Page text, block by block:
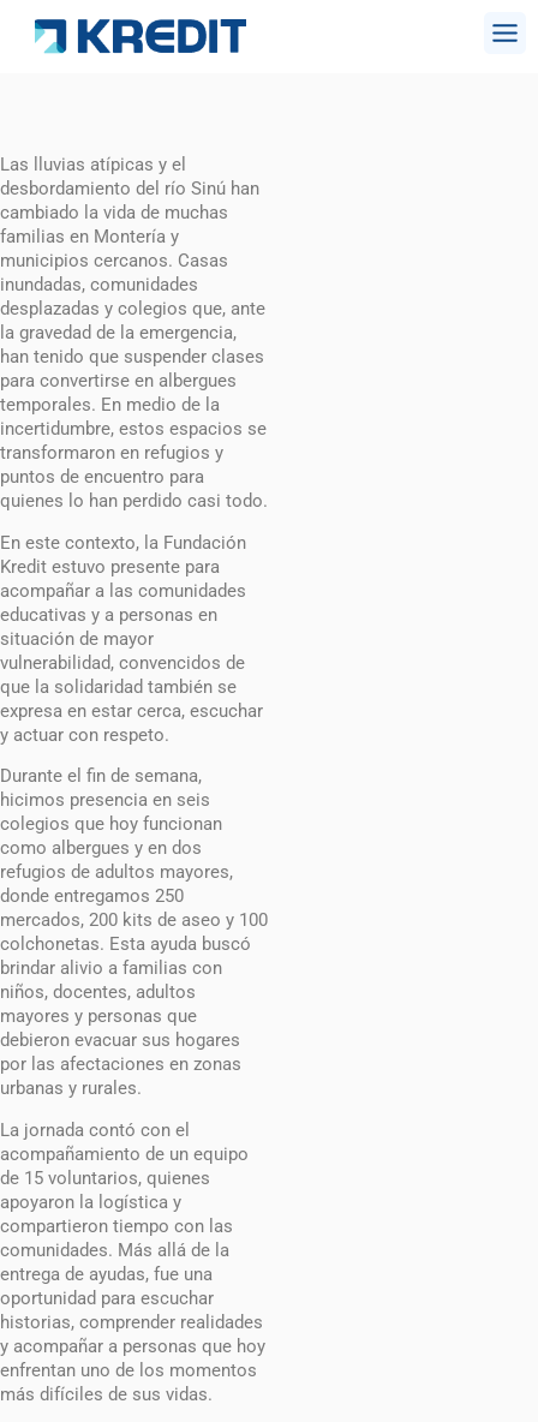
Las lluvias atípicas y el
desbordamiento del río Sinú han
cambiado la vida de muchas
familias en Montería y
municipios cercanos. Casas
inundadas, comunidades
desplazadas y colegios que, ante
la gravedad de la emergencia,
han tenido que suspender clases
para convertirse en albergues
temporales. En medio de la
incertidumbre, estos espacios se
transformaron en refugios y
puntos de encuentro para
quienes lo han perdido casi todo.
En este contexto, la Fundación
Kredit estuvo presente para
acompañar a las comunidades
educativas y a personas en
situación de mayor
vulnerabilidad, convencidos de
que la solidaridad también se
expresa en estar cerca, escuchar
y actuar con respeto.
Durante el fin de semana,
hicimos presencia en seis
colegios que hoy funcionan
como albergues y en dos
refugios de adultos mayores,
donde entregamos 250
mercados, 200 kits de aseo y 100
colchonetas. Esta ayuda buscó
brindar alivio a familias con
niños, docentes, adultos
mayores y personas que
debieron evacuar sus hogares
por las afectaciones en zonas
urbanas y rurales.
La jornada contó con el
acompañamiento de un equipo
de 15 voluntarios, quienes
apoyaron la logística y
compartieron tiempo con las
comunidades. Más allá de la
entrega de ayudas, fue una
oportunidad para escuchar
historias, comprender realidades
y acompañar a personas que hoy
enfrentan uno de los momentos
más difíciles de sus vidas.